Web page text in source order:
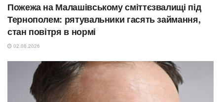
Пожежа на Малашівському сміттєзвалищі під
Тернополем: рятувальники гасять займання,
стан повітря в нормі
02.08.2026